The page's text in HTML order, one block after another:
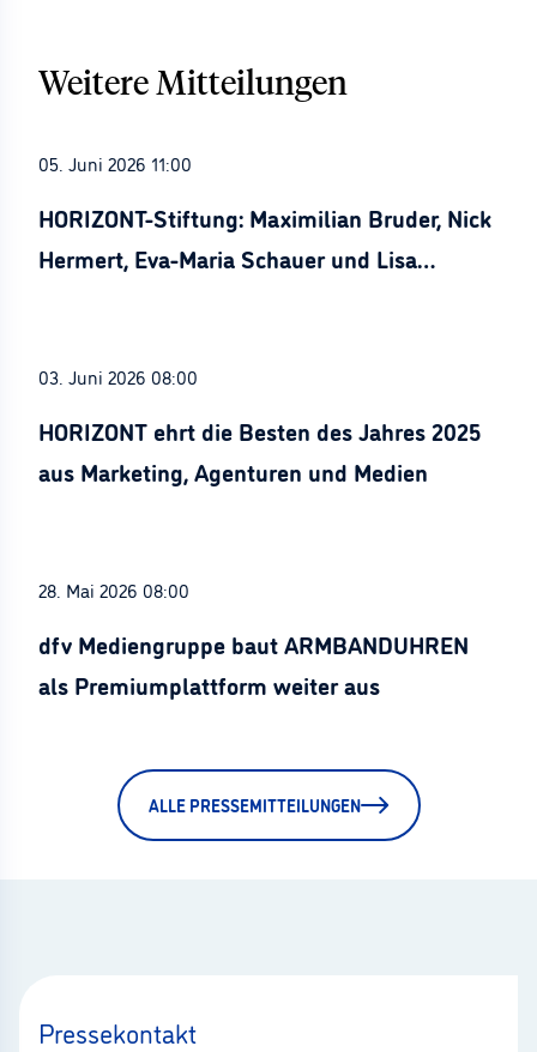
Weitere Mitteilungen
05. Juni 2026 11:00
HORIZONT-Stiftung: Maximilian Bruder, Nick
Hermert, Eva-Maria Schauer und Lisa
03. Juni 2026 08:00
HORIZONT ehrt die Besten des Jahres 2025
aus Marketing, Agenturen und Medien
28. Mai 2026 08:00
dfv Mediengruppe baut ARMBANDUHREN
als Premiumplattform weiter aus
ALLE PRESSEMITTEILUNGEN
Pressekontakt